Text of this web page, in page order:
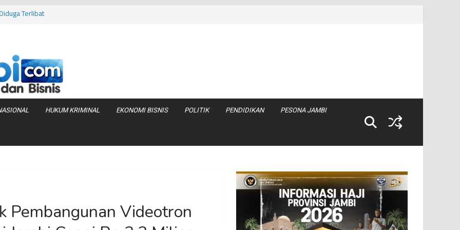
Terlibat
Jadi Rp
Zenix di
HUKUM KRIMINAL EKONOMI BISNIS POLITIK PENDIDIKAN PESONA JAMBI
Pembangunan Videotron